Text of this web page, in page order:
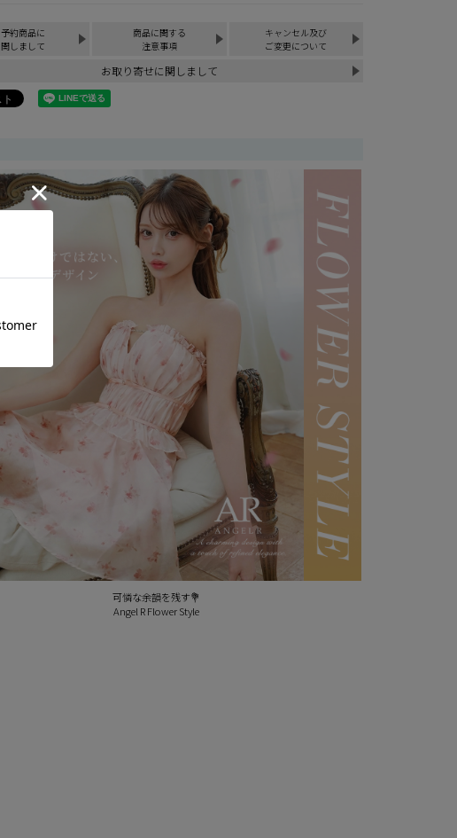
予約商品に
関しまして
商品に関する
注意事項
キャンセル及び
ご変更について
お取り寄せに関しまして
可憐な余韻を残す💐
Angel R Flower Style